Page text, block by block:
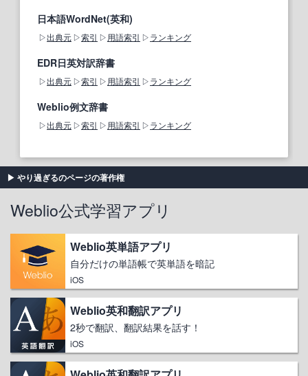
日本語WordNet(英和)
出典元 索引 用語索引 ランキング
EDR日英対訳辞書
出典元 索引 用語索引 ランキング
Weblio例文辞書
出典元 索引 用語索引 ランキング
やり過ぎるのページの著作権
Weblio公式学習アプリ
Weblio英単語アプリ
自分だけの単語帳で英単語を暗記
iOS
Weblio英和翻訳アプリ
2秒で翻訳、翻訳結果を話す！
iOS